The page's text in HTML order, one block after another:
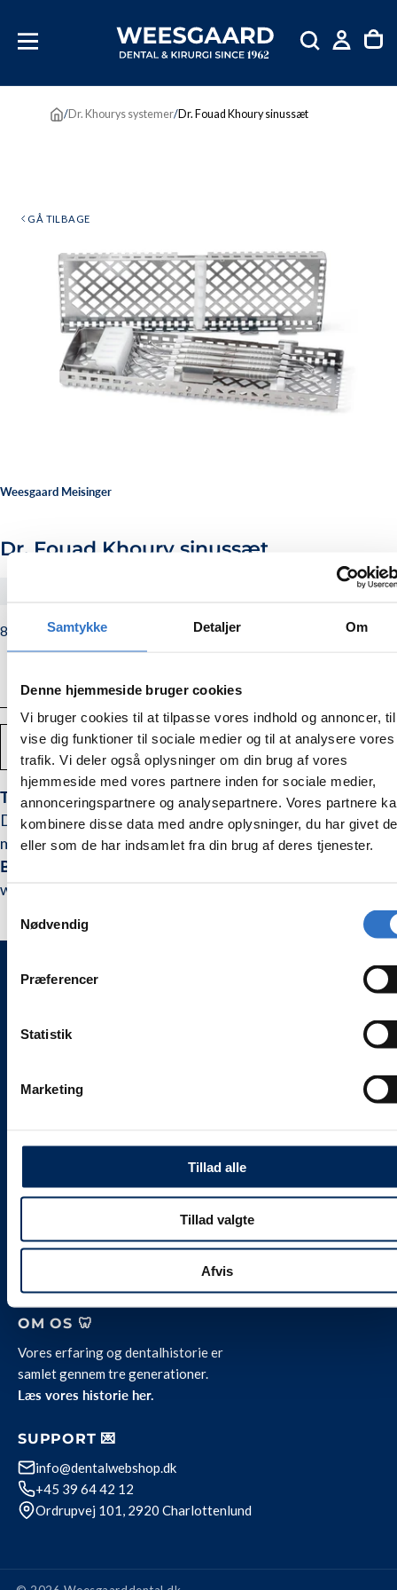
Samtykke Detaljer Om
Denne hjemmeside bruger cookies
Vi bruger cookies til at tilpasse vores indhold og annoncer,
vise dig funktioner til sociale medier og til at analysere vores
trafik. Vi deler også oplysninger om din brug af vores
hjemmeside med vores partnere inden for sociale medier,
annonceringspartnere og analysepartnere. Vores partnere
kombinere disse data med andre oplysninger, du har givet
eller som de har indsamlet fra din brug af deres tjenester.
Nødvendig
Præferencer
Statistik
Marketing
Tillad alle
Tillad valgte
Afvis
INDHOLD
/Dr. Khourys systemer/Dr. Fouad Khoury sinussæt
GÅ TILBAGE
Weesgaard Meisinger
Dr. Fouad Khoury sinussæt
8.998,00
kr.
Normalpris
8.998,00 kr.
Antal
Mindsk
mængden
af
Dr.
Fouad
Khoury
sinussæt
Forstør
mængden
af
Fouad
Khoury
sinussæt
TILFØJ TIL KURV
Til manuel extern lateral sinusløft
Designet af Khoury til skånsomt at løfte og løsne sinus
membranen før applicering af knoglesubstitut.
Bestående af
wash-tray.
🦷 weesgaarddental.dk
🌍 weesdent.com
INFORMATION ℹ️
inklusive 25 % moms.
Levering og servicevilkår
Job hos Weesgaard
OM OS 🦷
Vores erfaring og dentalhistorie er
samlet gennem tre generationer.
Læs vores historie her.
SUPPORT 💌
info@dentalwebshop.dk
+45 39 64 42 12
Ordrupvej 101, 2920 Charlottenlund